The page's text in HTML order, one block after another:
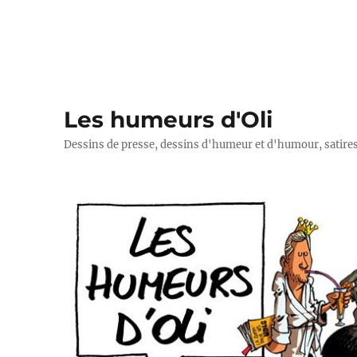
Les humeurs d'Oli
Dessins de presse, dessins d'humeur et d'humour,